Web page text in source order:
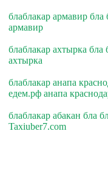
блаблакар армавир
армавир
блаблакар ахтырка
ахтырка
блаблакар анапа
едем.рф анапа
блаблакар абакан бла
Taxiuber7.com